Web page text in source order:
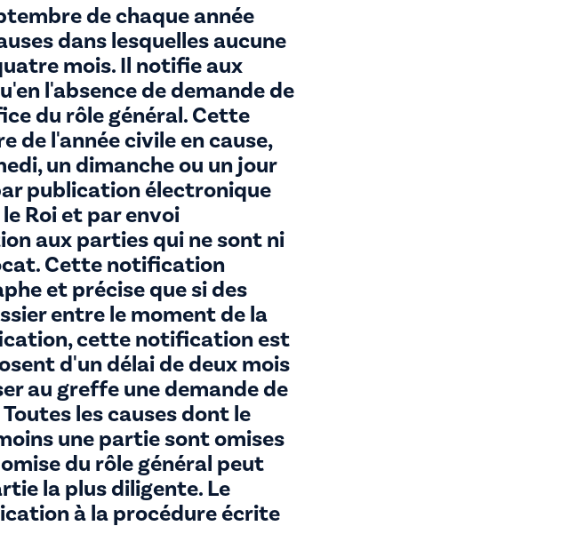
de chaque année
dans lesquelles aucune
mois. Il notifie aux
l'absence de demande de
du rôle général. Cette
l'année civile en cause,
un dimanche ou un jour
publication électronique
Roi et par envoi
aux parties qui ne sont ni
Cette notification
et précise que si des
entre le moment de la
cette notification est
d'un délai de deux mois
au greffe une demande de
Toutes les causes dont le
une partie sont omises
du rôle général peut
la plus diligente. Le
à la procédure écrite